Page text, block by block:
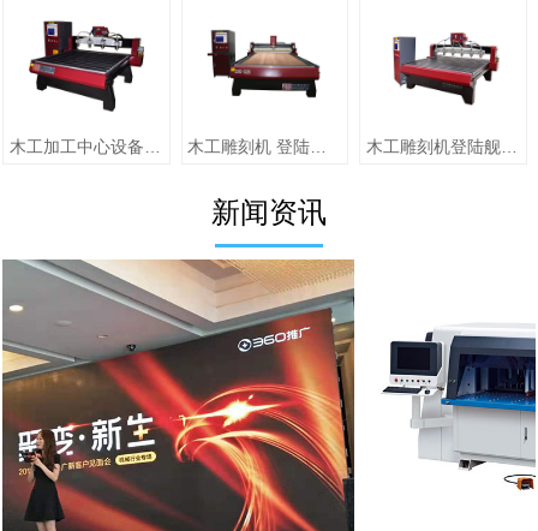
木工雕刻机登陆舰系列 ZMD-1618A
新闻资讯